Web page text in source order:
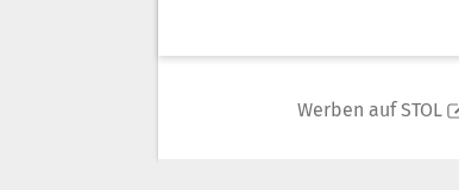
Werben auf STOL